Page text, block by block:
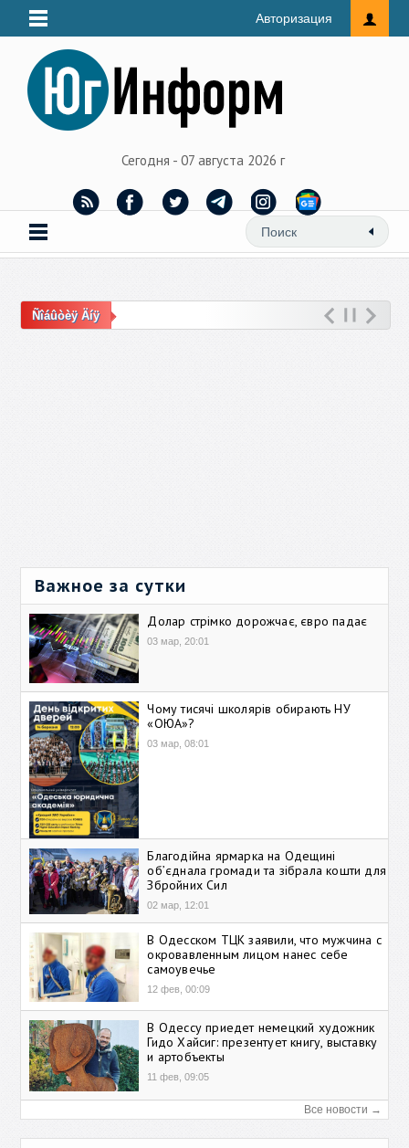
Авторизация
Сегодня - 07 августа 2026 г
Ñîáûòèÿ Äíÿ
Важное за сутки
Долар стрімко дорожчає, євро падає
03 мар, 20:01
Чому тисячі школярів обирають НУ
«ОЮА»?
03 мар, 08:01
Благодійна ярмарка на Одещині
об’єднала громади та зібрала кошти для
Збройних Сил
02 мар, 12:01
В Одесском ТЦК заявили, что мужчина с
окровавленным лицом нанес себе
самоувечье
12 фев, 00:09
В Одессу приедет немецкий художник
Гидо Хайсиг: презентует книгу, выставку
и артобъекты
11 фев, 09:05
Все новости →